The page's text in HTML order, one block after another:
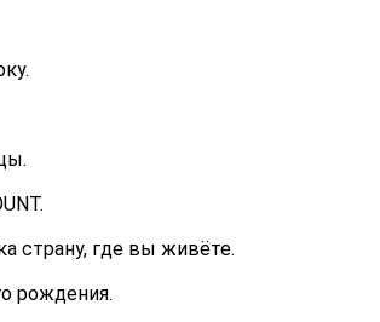
страну, где вы живёте.
рождения.